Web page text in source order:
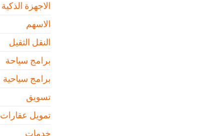
الاجهزة الذكية
الاسهم
النقل الثقيل
برامج سياحة
برامج سياحية
تسويق
تمويل عقارات
خدمات